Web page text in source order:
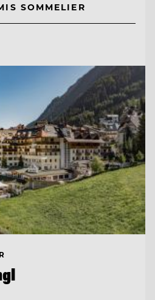
SOMMELIER